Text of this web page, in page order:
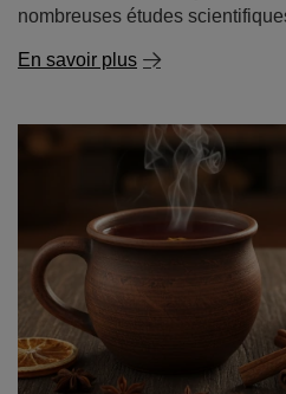
La cannelle - une épice aux
à quoi sert la cannelle et où